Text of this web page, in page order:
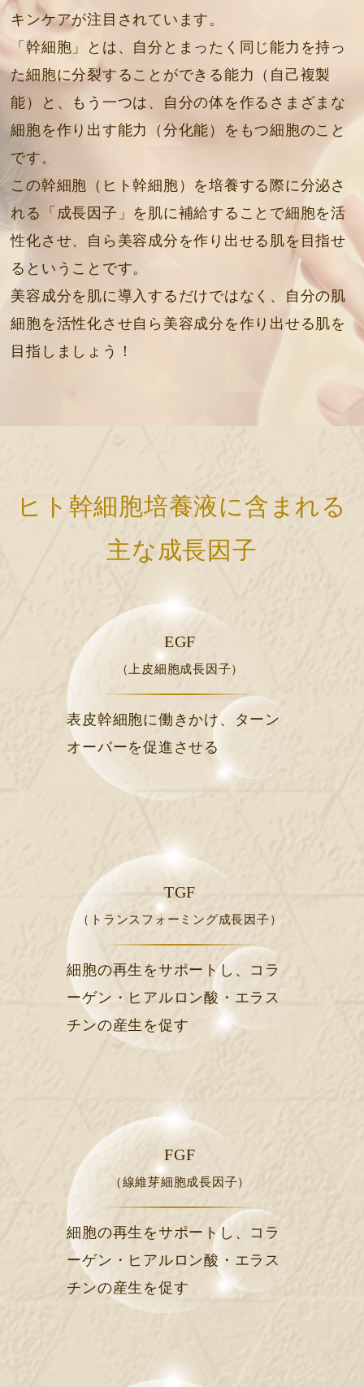
キンケアが注目されています。
「幹細胞」とは、自分とまったく同じ能力を持っ
た細胞に分裂することができる能力（自己複製
能）と、もう一つは、自分の体を作るさまざまな
細胞を作り出す能力（分化能）をもつ細胞のこと
です。
この幹細胞（ヒト幹細胞）を培養する際に分泌さ
れる「成長因子」を肌に補給することで細胞を活
性化させ、自ら美容成分を作り出せる肌を目指せ
るということです。
美容成分を肌に導入するだけではなく、自分の肌
細胞を活性化させ自ら美容成分を作り出せる肌を
目指しましょう！
ヒト幹細胞培養液に含まれる
主な成長因子
EGF
（上皮細胞成長因子）
表皮幹細胞に働きかけ、ターン
オーバーを促進させる
TGF
（トランスフォーミング成長因子）
細胞の再生をサポートし、コラ
ーゲン・ヒアルロン酸・エラス
チンの産生を促す
FGF
（線維芽細胞成長因子）
細胞の再生をサポートし、コラ
ーゲン・ヒアルロン酸・エラス
チンの産生を促す